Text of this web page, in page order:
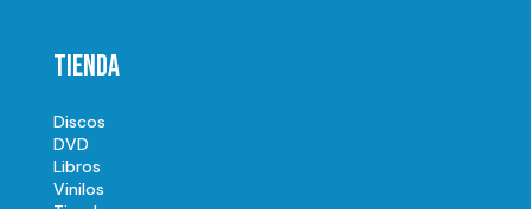
Tienda
Discos
DVD
Libros
Vinilos